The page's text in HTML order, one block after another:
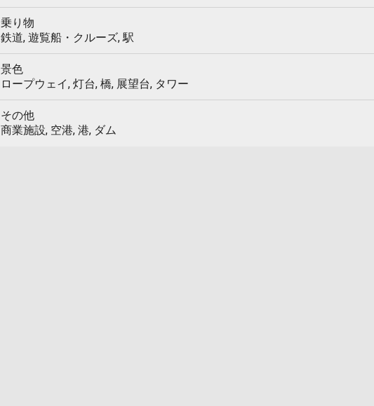
乗り物
鉄道, 遊覧船・クルーズ, 駅
景色
ロープウェイ, 灯台, 橋, 展望台, タワー
その他
商業施設, 空港, 港, ダム